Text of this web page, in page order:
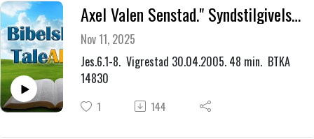
Axel Valen Senstad." Syndstilgivelse og vår tjeneste."
Nov 11, 2025
Jes.6.1-8. Vigrestad 30.04.2005. 48 min. BTKA
14830
1 144